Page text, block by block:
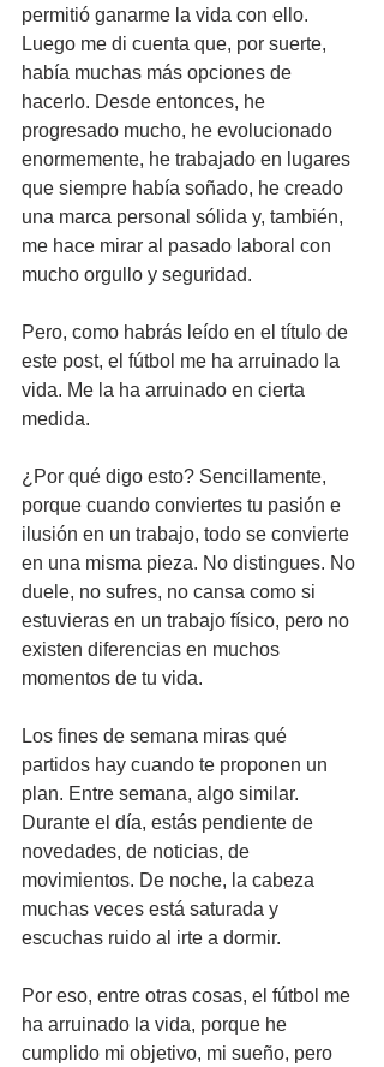
permitió ganarme la vida con ello.
Luego me di cuenta que, por suerte,
había muchas más opciones de
hacerlo. Desde entonces, he
progresado mucho, he evolucionado
enormemente, he trabajado en lugares
que siempre había soñado, he creado
una marca personal sólida y, también,
me hace mirar al pasado laboral con
mucho orgullo y seguridad.
Pero, como habrás leído en el título de
este post, el fútbol me ha arruinado la
vida. Me la ha arruinado en cierta
medida.
¿Por qué digo esto? Sencillamente,
porque cuando conviertes tu pasión e
ilusión en un trabajo, todo se convierte
en una misma pieza. No distingues. No
duele, no sufres, no cansa como si
estuvieras en un trabajo físico, pero no
existen diferencias en muchos
momentos de tu vida.
Los fines de semana miras qué
partidos hay cuando te proponen un
plan. Entre semana, algo similar.
Durante el día, estás pendiente de
novedades, de noticias, de
movimientos. De noche, la cabeza
muchas veces está saturada y
escuchas ruido al irte a dormir.
Por eso, entre otras cosas, el fútbol me
ha arruinado la vida, porque he
cumplido mi objetivo, mi sueño, pero